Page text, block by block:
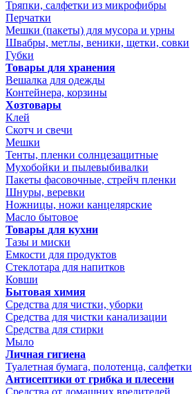
Тряпки, салфетки из микрофибры
Перчатки
Мешки (пакеты) для мусора и урны
Швабры, метлы, веники, щетки, совки
Губки
Товары для хранения
Вешалка для одежды
Контейнера, корзины
Хозтовары
Клей
Скотч и свечи
Мешки
Тенты, пленки солнцезащитные
Мухобойки и пылевыбивалки
Пакеты фасовочные, стрейч пленки
Шнуры, веревки
Ножницы, ножи канцелярские
Масло бытовое
Товары для кухни
Тазы и миски
Емкости для продуктов
Стеклотара для напитков
Ковши
Бытовая химия
Средства для чистки, уборки
Средства для чистки канализации
Средства для стирки
Мыло
Личная гигиена
Туалетная бумага, полотенца, салфетки
Антисептики от грибка и плесени
Средства от домашних вредителей